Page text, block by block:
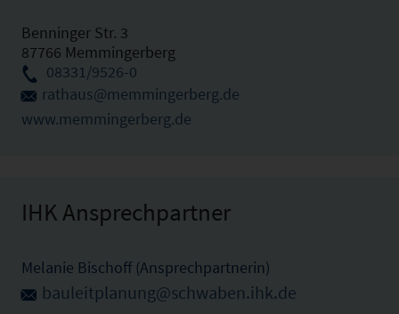
Benninger Str. 3
87766 Memmingerberg
08331/9526-0
rathaus@memmingerberg.de
www.memmingerberg.de
IHK Ansprechpartner
Melanie Bischoff (Ansprechpartnerin)
bauleitplanung@schwaben.ihk.de